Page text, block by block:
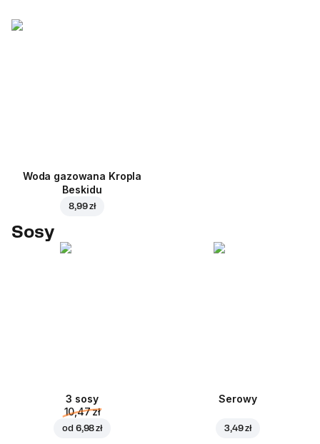
Woda gazowana Kropla
Beskidu
8,99 zł
Sosy
3 sosy
10,47 zł
od 6,98 zł
Serowy
3,49 zł